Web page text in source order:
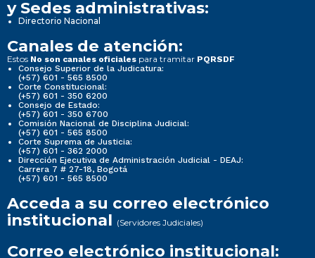
y Sedes administrativas:
Directorio Nacional
Canales de atención:
Estos No son canales oficiales para tramitar PQRSDF
Consejo Superior de la Judicatura:
(+57) 601 - 565 8500
Corte Constitucional:
(+57) 601 - 350 6200
Consejo de Estado:
(+57) 601 - 350 6700
Comisión Nacional de Disciplina Judicial:
(+57) 601 - 565 8500
Corte Suprema de Justicia:
(+57) 601 - 362 2000
Dirección Ejecutiva de Administración Judicial - DEAJ:
Carrera 7 # 27-18, Bogotá
(+57) 601 - 565 8500
Acceda a su correo electrónico
institucional (Servidores Judiciales)
Correo electrónico institucional: